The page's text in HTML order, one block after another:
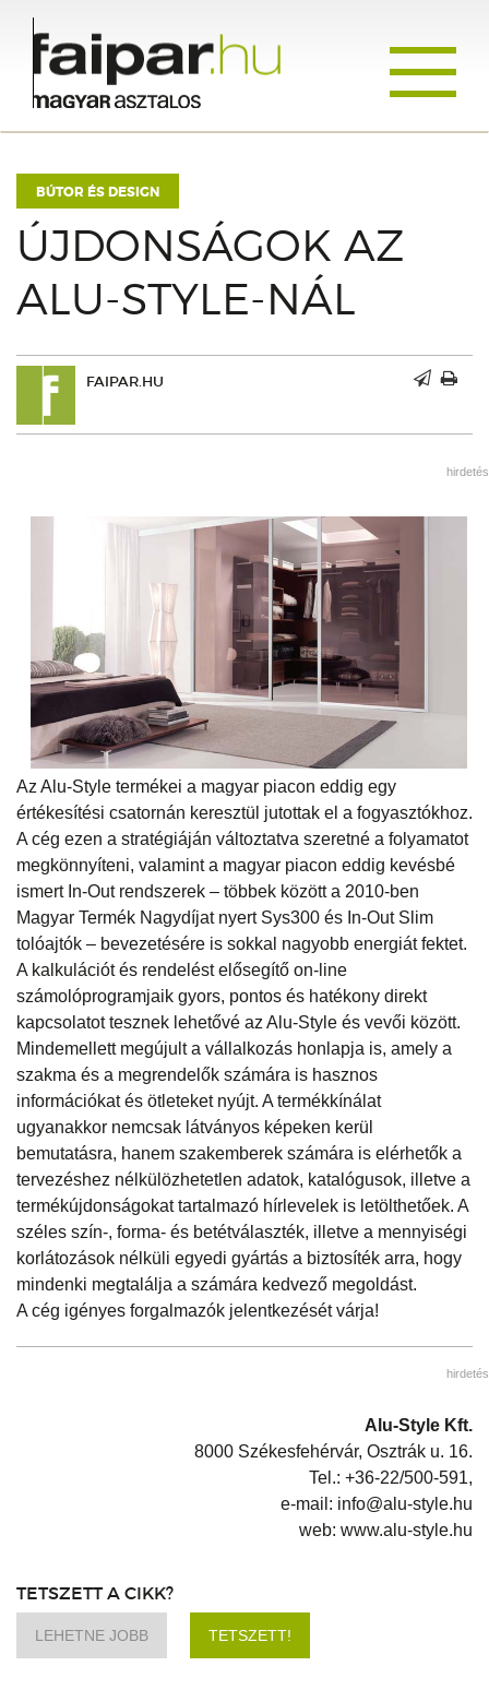
BÚTOR ÉS DESIGN
ÚJDONSÁGOK AZ
ALU-STYLE-NÁL
FAIPAR.HU
hirdetés
Az Alu-Style termékei a magyar piacon eddig egy
értékesítési csatornán keresztül jutottak el a fogyasztókhoz.
A cég ezen a stratégiáján változtatva szeretné a folyamatot
megkönnyíteni, valamint a magyar piacon eddig kevésbé
ismert In-Out rendszerek – többek között a 2010-ben
Magyar Termék Nagydíjat nyert Sys300 és In-Out Slim
tolóajtók – bevezetésére is sokkal nagyobb energiát fektet.
A kalkulációt és rendelést elősegítő on-line
számolóprogramjaik gyors, pontos és hatékony direkt
kapcsolatot tesznek lehetővé az Alu-Style és vevői között.
Mindemellett megújult a vállalkozás honlapja is, amely a
szakma és a megrendelők számára is hasznos
információkat és ötleteket nyújt. A termékkínálat
ugyanakkor nemcsak látványos képeken kerül
bemutatásra, hanem szakemberek számára is elérhetők a
tervezéshez nélkülözhetetlen adatok, katalógusok, illetve a
termékújdonságokat tartalmazó hírlevelek is letölthetőek. A
széles szín-, forma- és betétválaszték, illetve a mennyiségi
korlátozások nélküli egyedi gyártás a biztosíték arra, hogy
mindenki megtalálja a számára kedvező megoldást.
A cég igényes forgalmazók jelentkezését várja!
hirdetés
Alu-Style Kft.
8000 Székesfehérvár, Osztrák u. 16.
Tel.: +36-22/500-591,
e-mail: info@alu-style.hu
web: www.alu-style.hu
TETSZETT A CIKK?
LEHETNE JOBB TETSZETT!